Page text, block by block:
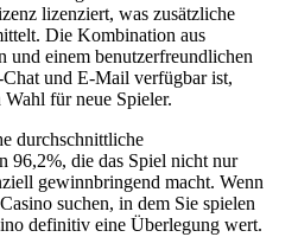
lizenziert, was zusätzliche
Die Kombination aus
einem benutzerfreundlichen
und E-Mail verfügbar ist,
für neue Spieler.
durchschnittliche
96,2%, die das Spiel nicht nur
gewinnbringend macht. Wenn
suchen, in dem Sie spielen
definitiv eine Überlegung wert.